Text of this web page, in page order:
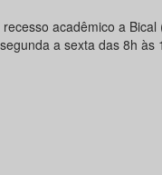
recesso acadêmico a
a sexta das 8h às